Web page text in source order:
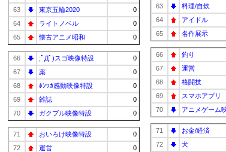
63
東京五輪2020
0
64
ライトノベル
0
65
懐古アニメ昭和 0
66 ;ﾟДﾟ)スゴ映像特設
0
67
薬
0
68
ﾎﾝﾜｶ感動映像特設
0
69
雑誌
0
70
ガクブル映像特設 0
71 おいろけ映像特設
0
72
運営
0
63
料理/自炊
64
アイドル
65
名作展示
66 釣り
67
運営
68
格闘技
69
スマホアプリ
70
アニメゲーム
71 お金/経済
72
犬